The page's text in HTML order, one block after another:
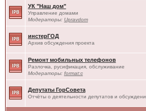
УК "Наш дом"
Управление домами
Модераторы: Upravdom
инстерГОД
Архив обсуждения проекта
Ремонт мобильных телефонов
Разлочка, русификация, обслуживание
Модераторы: format:c
Депутаты ГорСовета
Отчёты о деятельности депутатов и